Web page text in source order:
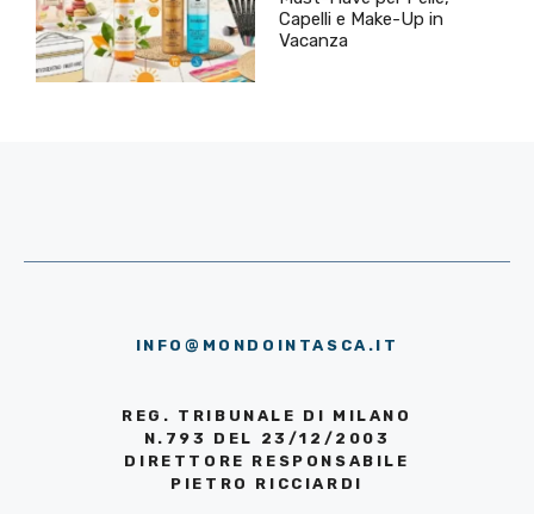
Capelli e Make-Up in
Vacanza
INFO@MONDOINTASCA.IT
REG. TRIBUNALE DI MILANO
N.793 DEL 23/12/2003
DIRETTORE RESPONSABILE
PIETRO RICCIARDI